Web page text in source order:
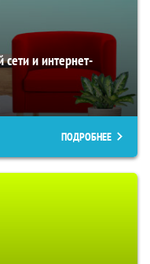
и интернет-
ПОДРОБНЕЕ